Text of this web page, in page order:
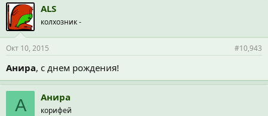
ALS
колхозник -
Окт 10, 2015 #10,943
Анира, с днем рождения!
А Анира
корифей